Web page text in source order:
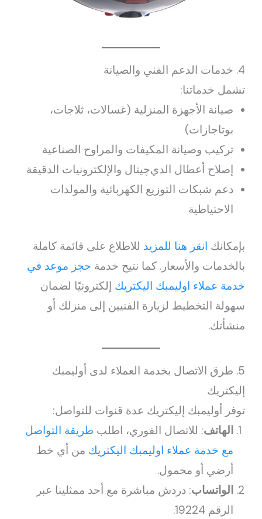
4. خدمات الدعم الفني والصيانة
تشمل خدماتنا:
صيانة الأجهزة المنزلية (غسالات، ثلاجات،
بوتاجازات)
تركيب وصيانة المكيفات والمراوح الصناعية
إصلاح أعطال الدي‌چيتال والإلكترونيات الدقيقة
دعم شبكات التوزيع الكهربائية والمولدات
الاحتياطية
بإمكانك انقر هنا للمزيد للاطلاع على قائمة كاملة
بالخدمات والأسعار. كما نتيح خدمة حجز موعد في
خدمة عملاء اوليمبك اليكتريك إلكترونيًا لضمان
سهولة التخطيط لزيارة الفنيين إلى منزلك أو
منشأتك.
5. طرق الاتصال بخدمة العملاء لدى أوليمبك
إليكتريك
توفر أوليمبك إليكتريك عدة قنوات للتواصل:
الهاتف: للاتصال الفوري، اطلب طريقة التواصل
مع خدمة عملاء اوليمبك اليكتريك من أي خط
أرضي أو محمول.
الواتساب: دردش مباشرة مع أحد ممثلينا عبر
الرقم 19224.